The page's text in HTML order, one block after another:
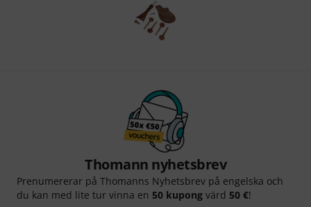
Thomann nyhetsbrev
Prenumererar på Thomanns Nyhetsbrev på engelska och
du kan med lite tur vinna en 50 kupong värd 50 €!